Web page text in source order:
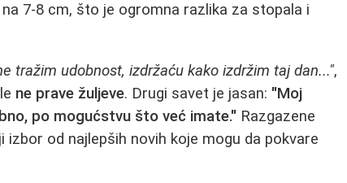
7-8 cm, što je ogromna razlika za stopala i
tražim udobnost, izdržaću kako izdržim taj dan...",
ne prave žuljeve. Drugi savet je jasan: "Moj
po mogućstvu što već imate." Razgazene
od najlepših novih koje mogu da pokvare